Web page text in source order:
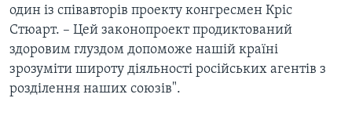
один із співавторів проекту конгресмен Кріс
Стюарт. – Цей законопроект продиктований
здоровим глуздом допоможе нашій країні
зрозуміти широту діяльності російських агентів з
розділення наших союзів".